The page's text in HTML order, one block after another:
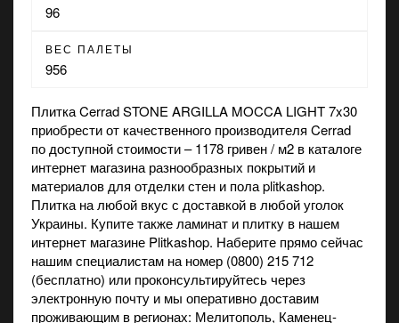
96
ВЕС ПАЛЕТЫ
956
Плитка Cerrad STONE ARGILLA MOCCA LIGHT 7x30
приобрести от качественного производителя Cerrad
по доступной стоимости – 1178 гривен / м2 в каталоге
интернет магазина разнообразных покрытий и
материалов для отделки стен и пола plitkashop.
Плитка на любой вкус с доставкой в любой уголок
Украины. Купите также ламинат и плитку в нашем
интернет магазине Plitkashop. Наберите прямо сейчас
нашим специалистам на номер (0800) 215 712
(бесплатно) или проконсультируйтесь через
электронную почту и мы оперативно доставим
проживающим в регионах: Мелитополь, Каменец-